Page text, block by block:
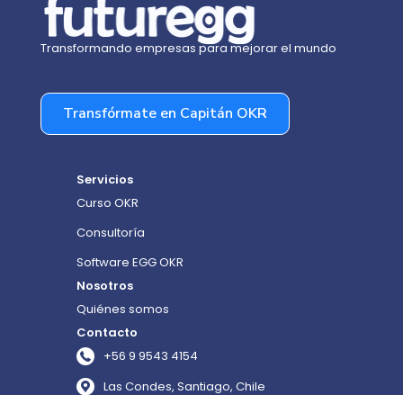
Transformando empresas para mejorar el mundo
Transfórmate en Capitán OKR
Servicios
Curso OKR
Consultoría
Software EGG OKR
Nosotros
Quiénes somos
Contacto
+56 9 9543 4154
Las Condes, Santiago, Chile